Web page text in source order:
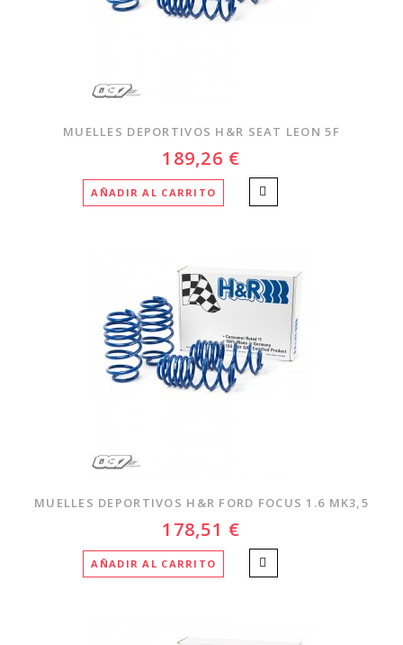
MUELLES DEPORTIVOS H&R SEAT LEON 5F
189,26 €
AÑADIR AL CARRITO
MUELLES DEPORTIVOS H&R FORD FOCUS 1.6 MK3,5
178,51 €
AÑADIR AL CARRITO